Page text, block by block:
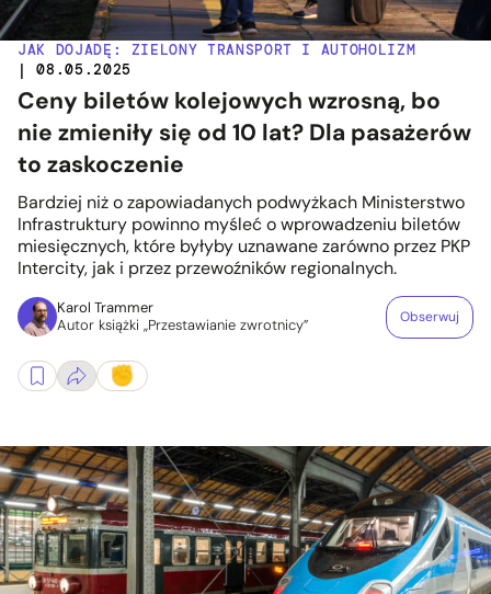
JAK DOJADĘ: ZIELONY TRANSPORT I AUTOHOLIZM
| 08.05.2025
Ceny biletów kolejowych wzrosną, bo
nie zmieniły się od 10 lat? Dla pasażerów
to zaskoczenie
Bardziej niż o zapowiadanych podwyżkach Ministerstwo
Infrastruktury powinno myśleć o wprowadzeniu biletów
miesięcznych, które byłyby uznawane zarówno przez PKP
Intercity, jak i przez przewoźników regionalnych.
Karol Trammer
Autor książki „Przestawianie zwrotnicy”
Obserwuj